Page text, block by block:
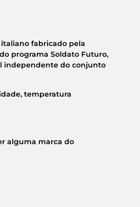
fabricado pela
programa Soldato Futuro,
independente do conjunto
temperatura
alguma marca do